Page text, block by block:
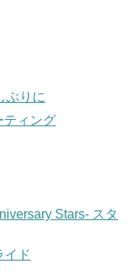
ぶりに
ティング
Stars- スタ
イド